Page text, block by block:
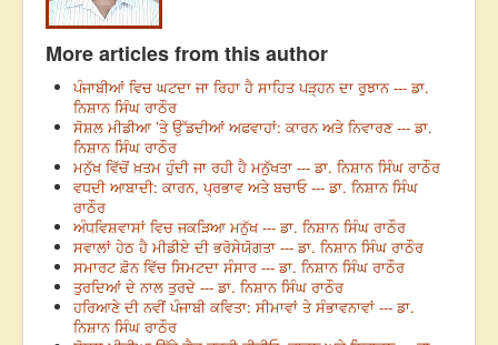
More articles from this author
ਪੰਜਾਬੀਆਂ ਵਿਚ ਘਟਦਾ ਜਾ ਰਿਹਾ ਹੈ ਸਾਹਿਤ ਪੜ੍ਹਨ ਦਾ ਰੁਝਾਨ --- ਡਾ.
ਨਿਸ਼ਾਨ ਸਿੰਘ ਰਾਠੌਰ
ਸੋਸ਼ਲ ਮੀਡੀਆ ’ਤੇ ਉੱਡਦੀਆਂ ਅਫਵਾਹਾਂ: ਕਾਰਨ ਅਤੇ ਨਿਵਾਰਣ --- ਡਾ.
ਨਿਸ਼ਾਨ ਸਿੰਘ ਰਾਠੌਰ
ਮਨੁੱਖ ਵਿੱਚੋਂ ਖ਼ਤਮ ਹੁੰਦੀ ਜਾ ਰਹੀ ਹੈ ਮਨੁੱਖਤਾ --- ਡਾ. ਨਿਸ਼ਾਨ ਸਿੰਘ ਰਾਠੌਰ
ਵਧਦੀ ਆਬਾਦੀ: ਕਾਰਨ, ਪ੍ਰਭਾਵ ਅਤੇ ਬਚਾਓ --- ਡਾ. ਨਿਸ਼ਾਨ ਸਿੰਘ
ਰਾਠੌਰ
ਅੰਧਵਿਸ਼ਵਾਸਾਂ ਵਿਚ ਜਕੜਿਆ ਮਨੁੱਖ --- ਡਾ. ਨਿਸ਼ਾਨ ਸਿੰਘ ਰਾਠੌਰ
ਸਵਾਲਾਂ ਹੇਠ ਹੈ ਮੀਡੀਏ ਦੀ ਭਰੋਸੇਯੋਗਤਾ --- ਡਾ. ਨਿਸ਼ਾਨ ਸਿੰਘ ਰਾਠੌਰ
ਸਮਾਰਟ ਫ਼ੋਨ ਵਿੱਚ ਸਿਮਟਦਾ ਸੰਸਾਰ --- ਡਾ. ਨਿਸ਼ਾਨ ਸਿੰਘ ਰਾਠੌਰ
ਤੁਰਦਿਆਂ ਦੇ ਨਾਲ ਤੁਰਦੇ --- ਡਾ. ਨਿਸ਼ਾਨ ਸਿੰਘ ਰਾਠੌਰ
ਹਰਿਆਣੇ ਦੀ ਨਵੀਂ ਪੰਜਾਬੀ ਕਵਿਤਾ: ਸੀਮਾਵਾਂ ਤੇ ਸੰਭਾਵਨਾਵਾਂ --- ਡਾ.
ਨਿਸ਼ਾਨ ਸਿੰਘ ਰਾਠੌਰ